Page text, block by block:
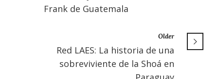
Frank de Guatemala
Older
Red LAES: La historia de una
sobreviviente de la Shoá en